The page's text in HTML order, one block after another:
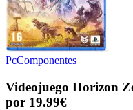
PcComponentes
Videojuego Horizon
por 19.99€